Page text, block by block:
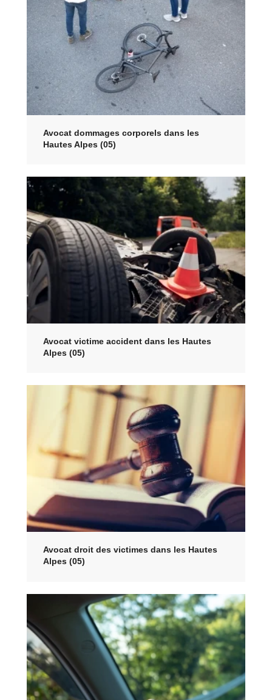
Avocat dommages corporels dans les
Hautes Alpes (05)
Avocat victime accident dans les Hautes
Alpes (05)
Avocat droit des victimes dans les Hautes
Alpes (05)